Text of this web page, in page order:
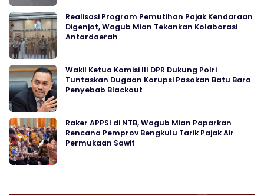
Realisasi Program Pemutihan Pajak Kendaraan
Digenjot, Wagub Mian Tekankan Kolaborasi
Antardaerah
Wakil Ketua Komisi III DPR Dukung Polri
Tuntaskan Dugaan Korupsi Pasokan Batu Bara
Penyebab Blackout
Raker APPSI di NTB, Wagub Mian Paparkan
Rencana Pemprov Bengkulu Tarik Pajak Air
Permukaan Sawit